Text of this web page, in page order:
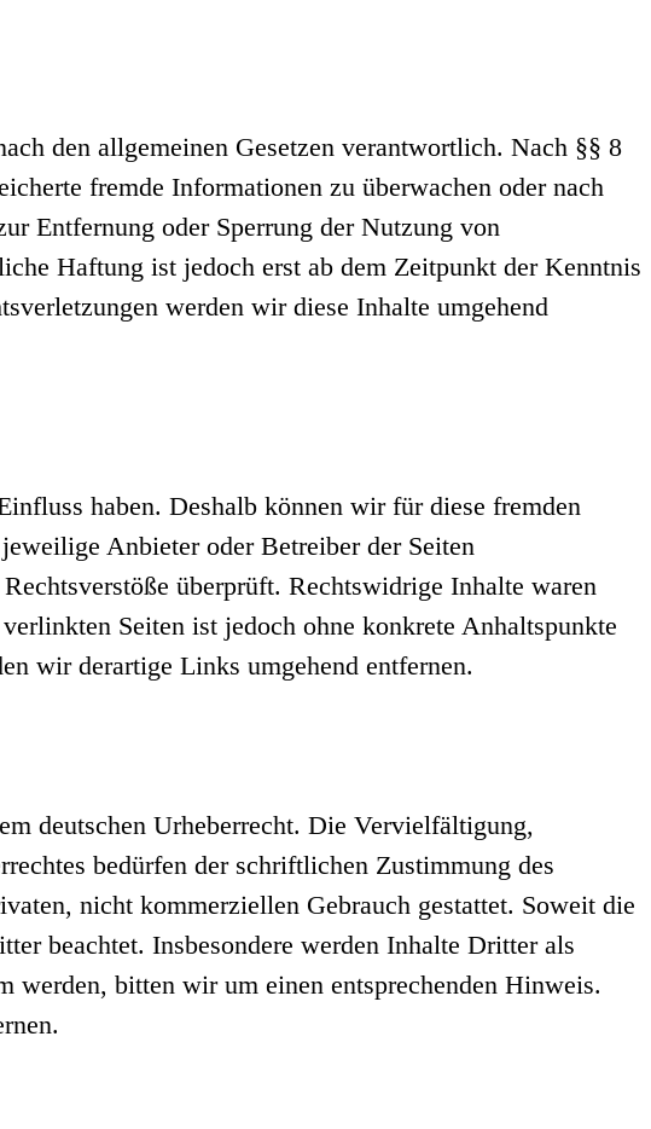
den allgemeinen Gesetzen verantwortlich. Nach §§ 8
fremde Informationen zu überwachen oder nach
Entfernung oder Sperrung der Nutzung von
Haftung ist jedoch erst ab dem Zeitpunkt der Kenntnis
werden wir diese Inhalte umgehend
haben. Deshalb können wir für diese fremden
Anbieter oder Betreiber der Seiten
überprüft. Rechtswidrige Inhalte waren
Seiten ist jedoch ohne konkrete Anhaltspunkte
wir derartige Links umgehend entfernen.
deutschen Urheberrecht. Die Vervielfältigung,
bedürfen der schriftlichen Zustimmung des
nicht kommerziellen Gebrauch gestattet. Soweit die
beachtet. Insbesondere werden Inhalte Dritter als
werden, bitten wir um einen entsprechenden Hinweis.